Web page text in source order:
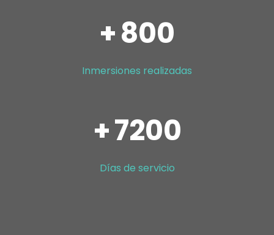
+800
Inmersiones realizadas
+7200
Días de servicio